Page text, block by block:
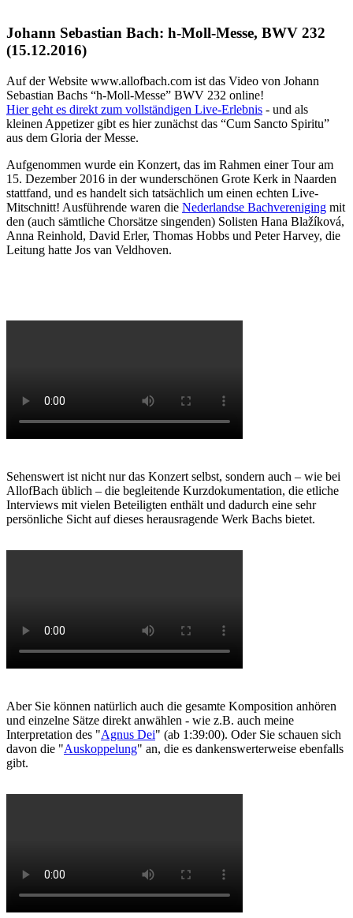
Johann Sebastian Bach: h-Moll-Messe, BWV 232
(15.12.2016)
Auf der Website www.allofbach.com ist das Video von Johann
Sebastian Bachs “h-Moll-Messe” BWV 232 online!
Hier geht es direkt zum vollständigen Live-Erlebnis - und als
kleinen Appetizer gibt es hier zunächst das “Cum Sancto Spiritu”
aus dem Gloria der Messe.
Aufgenommen wurde ein Konzert, das im Rahmen einer Tour am
15. Dezember 2016 in der wunderschönen Grote Kerk in Naarden
stattfand, und es handelt sich tatsächlich um einen echten Live-
Mitschnitt! Ausführende waren die Nederlandse Bachvereniging mit
den (auch sämtliche Chorsätze singenden) Solisten Hana Blažíková,
Anna Reinhold, David Erler, Thomas Hobbs und Peter Harvey, die
Leitung hatte Jos van Veldhoven.
Sehenswert ist nicht nur das Konzert selbst, sondern auch – wie bei
AllofBach üblich – die begleitende Kurzdokumentation, die etliche
Interviews mit vielen Beteiligten enthält und dadurch eine sehr
persönliche Sicht auf dieses herausragende Werk Bachs bietet.
Aber Sie können natürlich auch die gesamte Komposition anhören
und einzelne Sätze direkt anwählen - wie z.B. auch meine
Interpretation des "Agnus Dei" (ab 1:39:00). Oder Sie schauen sich
davon die "Auskoppelung" an, die es dankenswerterweise ebenfalls
gibt.